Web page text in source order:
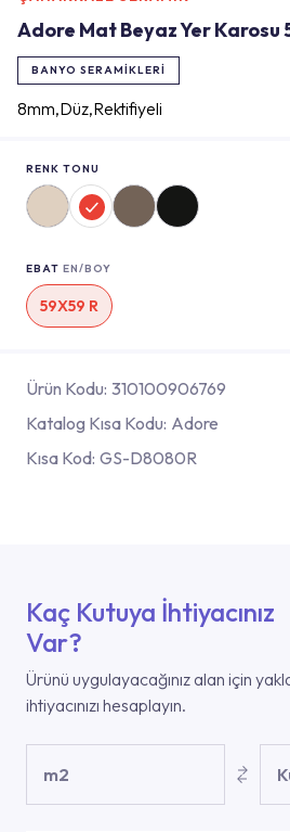
Adore Mat Beyaz Yer Karosu
BANYO SERAMIKLERI
8mm,Düz,Rektifiyeli
RENK TONU
EBAT EN/BOY
59X59 R
Ürün Kodu: 310100906769
Katalog Kısa Kodu: Adore
Kısa Kod: GS-D8080R
Kaç Kutuya İhtiyacınız
Var?
Ürünü uygulayacağınız alan için
ihtiyacınızı hesaplayın.
m2